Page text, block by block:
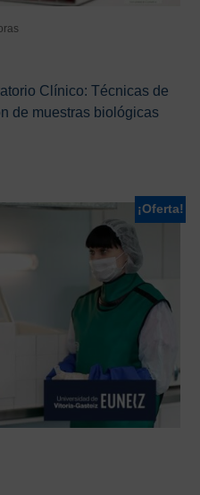
Clínico: Técnicas de
de muestras biológicas
¡Oferta!